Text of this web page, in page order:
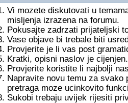
Vi mozete diskutovati u
misljenja izrazena na forumu.
Pokusajte zadrzati prijateljski
Vase objave bi trebale biti
Provjerite je li vas post
Kratki, opisni naslov je cijenjen.
Provjerite koristite li najbolji
Napravite novu temu za
pretraga moze ucinkovito
Sukobi trebaju uvijek rijesiti